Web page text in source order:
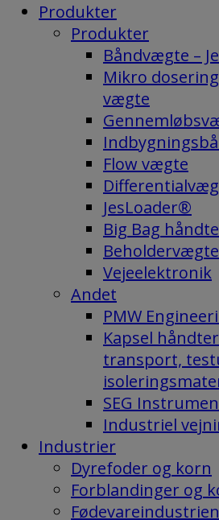
Produkter
Produkter
Båndvægte –
Mikro
vægte
Flow vægte
JesLoader®
Big Bag
Beholdervægte
Vejeelektronik
Andet
PMW
Kapsel
transport,
SEG
Industriel
Industrier
Dyrefoder og korn
Forblandinger og
Fødevareindustrien